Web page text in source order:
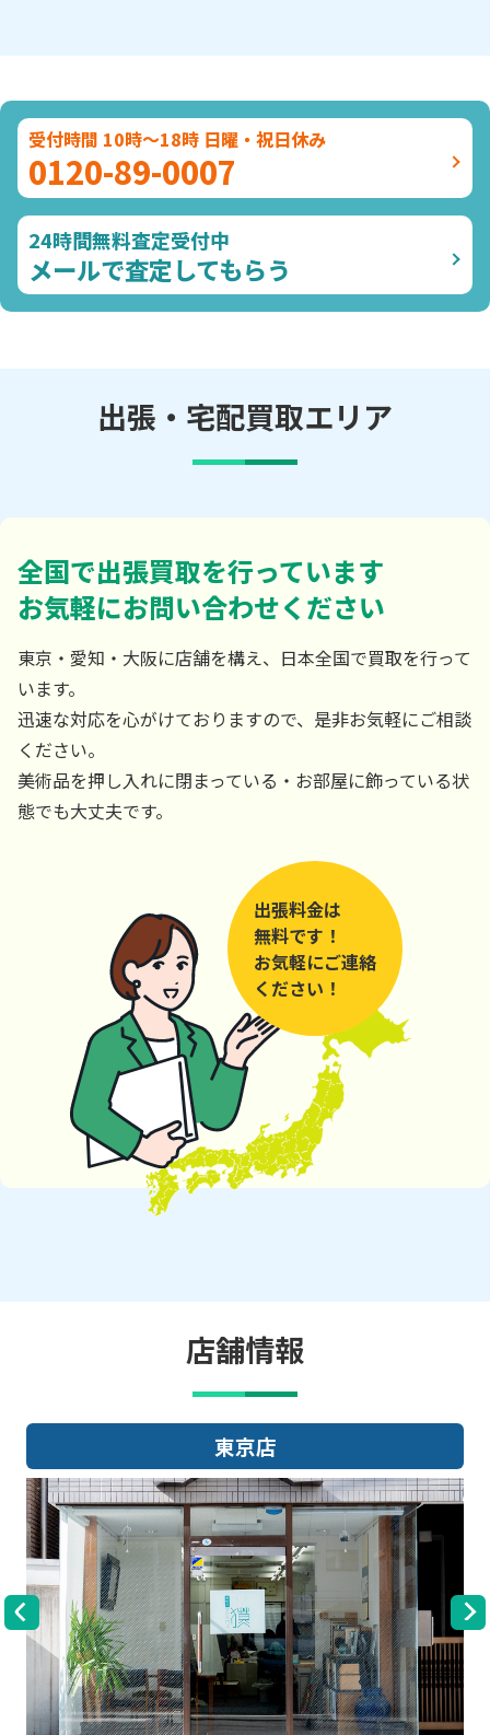
受付時間 10時～18時 日曜・祝日休み
0120-89-0007
24時間無料査定受付中
メールで査定してもらう
出張・宅配買取エリア
全国で出張買取を行っています
お気軽にお問い合わせください
東京・愛知・大阪に店舗を構え、日本全国で買取を行って
います。
迅速な対応を心がけておりますので、是非お気軽にご相談
ください。
美術品を押し入れに閉まっている・お部屋に飾っている状
態でも大丈夫です。
出張料金は
無料です！
お気軽にご連絡
ください！
店舗情報
大阪店